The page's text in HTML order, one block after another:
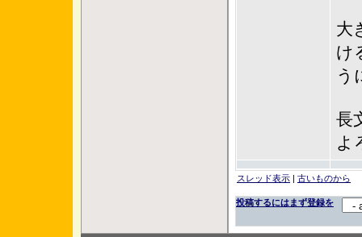
大
け
う
長
よ
スレッド表示 | 古いものから
投稿するにはまず登録を